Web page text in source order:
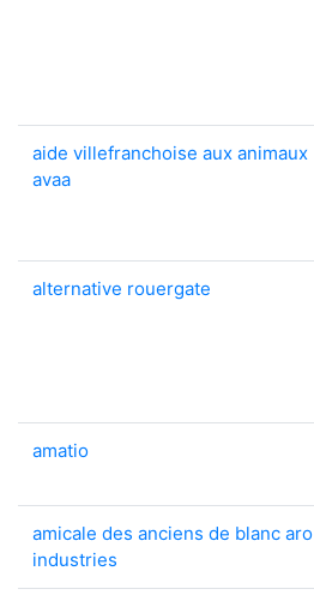
aide villefranchoise aux animaux
avaa
alternative rouergate
amatio
amicale des anciens de blanc aro
industries